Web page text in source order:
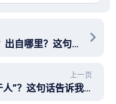
“饱汉不知饿汉饥”是什么意思？出自哪里？这句话告诉我们什么道理？
上一页
为什么说“己所不欲，勿施于人”？这句话告诉我们什么道理？